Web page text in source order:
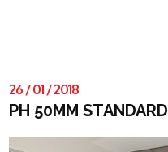
26 /01 /2018
PH 50MM STANDARD